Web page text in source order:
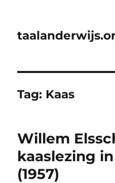
Tag: Kaas
Willem
kaaslezing
(1957)